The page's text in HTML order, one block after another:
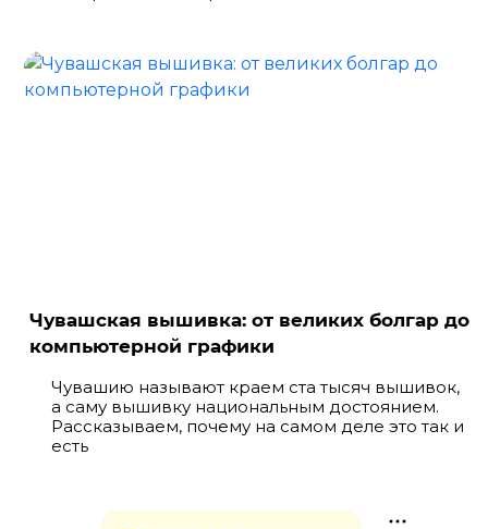
Чувашская вышивка: от великих болгар до
компьютерной графики
Чувашию называют краем ста тысяч вышивок,
а саму вышивку национальным достоянием.
Рассказываем, почему на самом деле это так и
есть